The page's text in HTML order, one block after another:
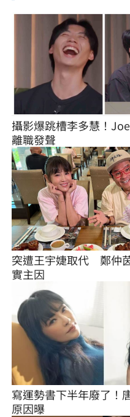
攝影爆跳槽李多慧！
離職發聲
突遭王宇婕取代　鄭仲
實主因
寫運勢書下半年廢了！
原因曝